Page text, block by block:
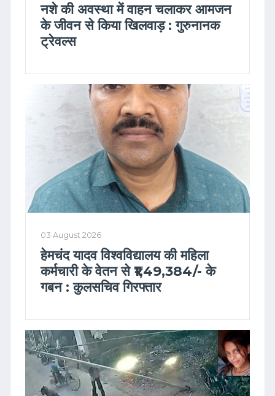
नशे की अवस्था में वाहन चलाकर आमजन
के जीवन से किया खिलवाड़ : गुरुनानक
ट्रेवल्स
03 August 2026
हेमचंद यादव विश्वविद्यालय की महिला
कर्मचारी के वेतन से ₹1,49,384/- के
गबन : कुलसचिव गिरफ्तार